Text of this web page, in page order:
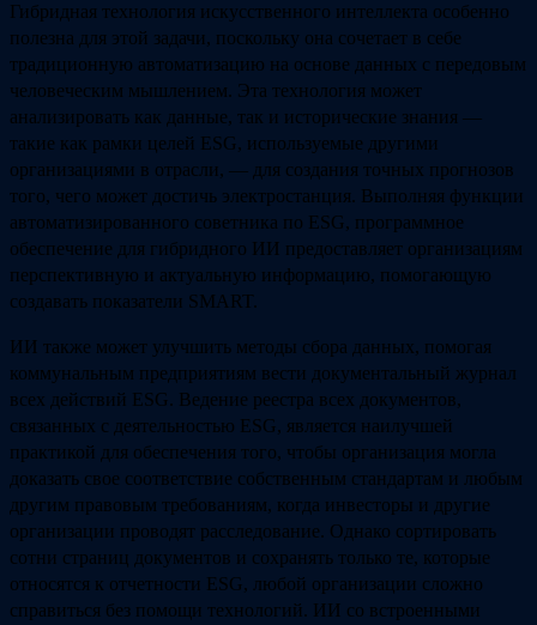
Гибридная технология искусственного интеллекта особенно
полезна для этой задачи, поскольку она сочетает в себе
традиционную автоматизацию на основе данных с передовым
человеческим мышлением. Эта технология может
анализировать как данные, так и исторические знания —
такие как рамки целей ESG, используемые другими
организациями в отрасли, — для создания точных прогнозов
того, чего может достичь электростанция. Выполняя функции
автоматизированного советника по ESG, программное
обеспечение для гибридного ИИ предоставляет организациям
перспективную и актуальную информацию, помогающую
создавать показатели SMART.
ИИ также может улучшить методы сбора данных, помогая
коммунальным предприятиям вести документальный журнал
всех действий ESG. Ведение реестра всех документов,
связанных с деятельностью ESG, является наилучшей
практикой для обеспечения того, чтобы организация могла
доказать свое соответствие собственным стандартам и любым
другим правовым требованиям, когда инвесторы и другие
организации проводят расследование. Однако сортировать
сотни страниц документов и сохранять только те, которые
относятся к отчетности ESG, любой организации сложно
справиться без помощи технологий. ИИ со встроенными